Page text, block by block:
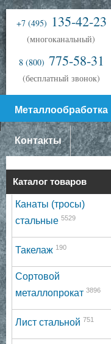
+7 (495) 135-42-23
(многоканальный)
8 (800) 775-58-31
(бесплатный звонок)
Металлообработка
Контакты
Каталог товаров
Канаты (тросы)
стальные 5529
Такелаж 190
Сортовой
металлопрокат 3896
Лист стальной 751